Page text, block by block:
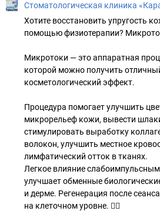
Cтоматологическая клиника
Хотите восстановить упругость
помощью физиотерапии?
Микротоки — это аппаратная
которой можно получить
косметологический эффект.
Процедура помогает улучшить
микрорельеф кожи, вывести
стимулировать выработку
волокон, улучшить местное
лимфатический отток в тканях.
Легкое влияние
улучшает обменные
и дерме. Регенерация после
на клеточном уровне. 👌🏻